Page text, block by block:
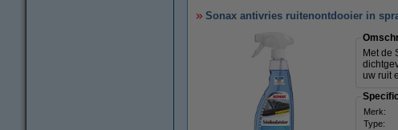
Sonax antivries ruitenontdooier in
Met de
uw ruit
Merk:
Type: